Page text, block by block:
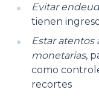
Evitar
tienen
Estar atentos
monetarias,
como
recortes